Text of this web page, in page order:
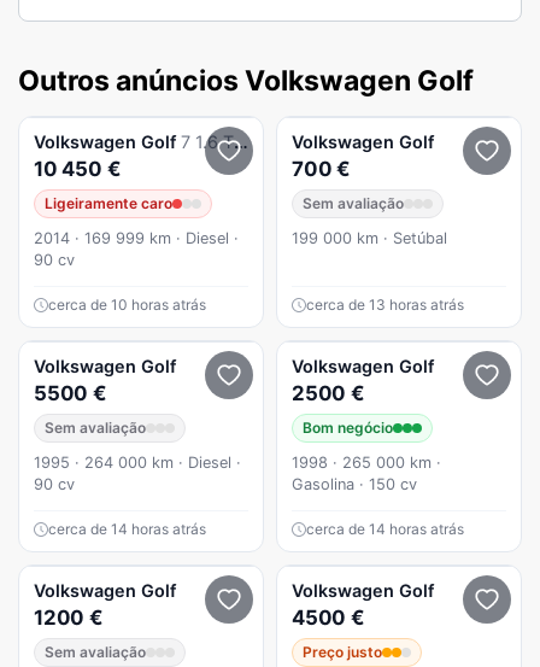
Outros anúncios Volkswagen Golf
Volkswagen Golf 7 1.6 TDI | 2014 | 160.000 Kms | Muito Bom Estado
10 450 €
Ligeiramente caro
2014 · 169 999 km · Diesel ·
90 cv
cerca de 10 horas atrás
Volkswagen Golf
700 €
Sem avaliação
199 000 km · Setúbal
cerca de 13 horas atrás
Volkswagen Golf
5500 €
Sem avaliação
1995 · 264 000 km · Diesel ·
90 cv
cerca de 14 horas atrás
Volkswagen Golf
2500 €
Bom negócio
1998 · 265 000 km ·
Gasolina · 150 cv
cerca de 14 horas atrás
Volkswagen Golf
1200 €
Sem avaliação
Volkswagen Golf
4500 €
Preço justo